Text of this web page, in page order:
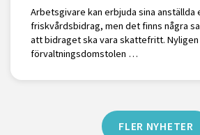
Arbetsgivare kan erbjuda sina anställda
friskvårdsbidrag, men det finns några
att bidraget ska vara skattefritt.
förvaltningsdomstolen …
FLER NYHETER